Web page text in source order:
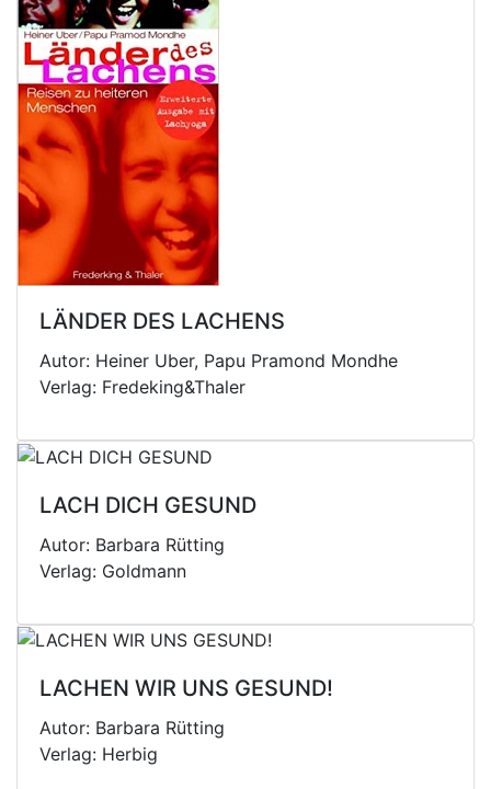
LÄNDER DES LACHENS
Autor: Heiner Uber, Papu Pramond Mondhe
Verlag: Fredeking&Thaler
LACH DICH GESUND
Autor: Barbara Rütting
Verlag: Goldmann
LACHEN WIR UNS GESUND!
Autor: Barbara Rütting
Verlag: Herbig